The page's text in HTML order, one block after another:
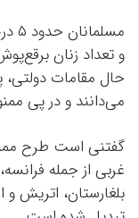
و تعداد زنان
حال مقامات دولتی،
می‌دانند و در پی
گفتنی است طرح
غربی از جمله
بلغارستان، اتریش